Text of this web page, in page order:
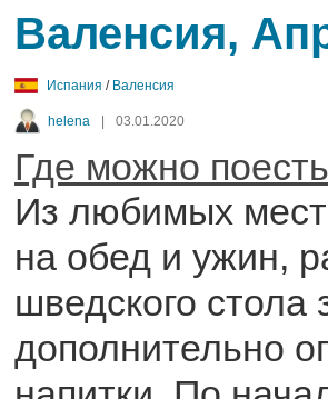
Валенсия,
Испания / Валенсия
helena 03.01.2020
Где можно
Из любимых
на обед и ужин,
шведского
дополнительно